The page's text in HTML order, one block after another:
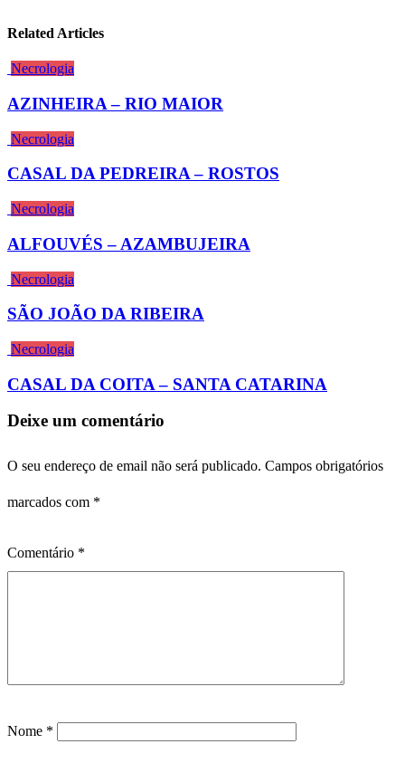
Related Articles
Necrologia
AZINHEIRA – RIO MAIOR
Necrologia
CASAL DA PEDREIRA – ROSTOS
Necrologia
ALFOUVÉS – AZAMBUJEIRA
Necrologia
SÃO JOÃO DA RIBEIRA
Necrologia
CASAL DA COITA – SANTA CATARINA
Deixe um comentário
O seu endereço de email não será publicado. Campos obrigatórios
marcados com *
Comentário *
Nome *